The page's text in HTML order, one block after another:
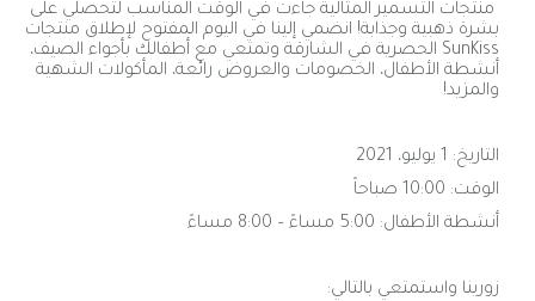
منتجات التسمير المثالية جاءت في الوقت المناسب لتحصلي على
بشرة ذهبية وجذابة! انضمي إلينا في اليوم المفتوح لإطلاق منتجات
SunKiss الحصرية في الشارقة وتمتعي مع أطفالك بأجواء الصيف،
أنشطة الأطفال، الخصومات والعروض رائعة، المأكولات الشهية
والمزيد!
التاريخ: 1 يوليو، 2021
الوقت: 10:00 صباحاً
أنشطة الأطفال: 5:00 مساءً – 8:00 مساءً
زورينا واستمتعي بالتالي: